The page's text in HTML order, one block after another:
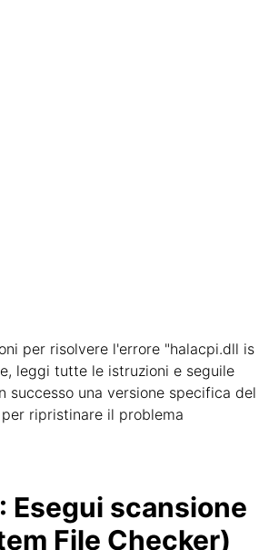
per risolvere l'errore "halacpi.dll is
leggi tutte le istruzioni e seguile
successo una versione specifica del
ripristinare il problema
Esegui scansione
File Checker)